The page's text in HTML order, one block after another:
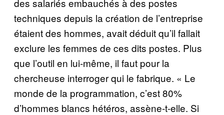
techniques depuis la création de l’entreprise
étaient des hommes, avait déduit qu’il fallait
exclure les femmes de ces dits postes. Plus
que l’outil en lui-même, il faut pour la
chercheuse interroger qui le fabrique. « Le
monde de la programmation, c’est 80%
d’hommes blancs hétéros, assène-t-elle. Si